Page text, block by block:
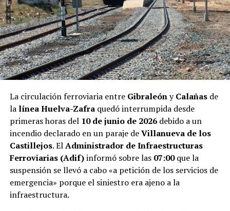
La circulación ferroviaria entre GibraleónyCalañasde
la línea Huelva-Zafraquedó interrumpida desde
primeras horas del 10 de junio de 2026debido a un
incendio declarado en un paraje deVillanueva de los
Castillejos. ElAdministrador de Infraestructuras
Ferroviarias (Adif)informó sobre las 07:00que la
suspensión se llevó a cabo «a petición de los servicios de
emergencia» porque el siniestro era ajeno a la
infraestructura.